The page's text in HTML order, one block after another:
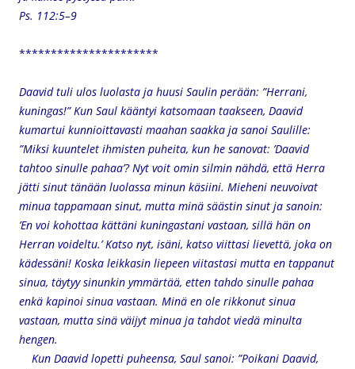
Ps. 112:5–9
**********************
Daavid tuli ulos luolasta ja huusi Saulin perään: ”Herrani,
kuningas!” Kun Saul kääntyi katsomaan taakseen, Daavid
kumartui kunnioittavasti maahan saakka ja sanoi Saulille:
”Miksi kuuntelet ihmisten puheita, kun he sanovat: ’Daavid
tahtoo sinulle pahaa’? Nyt voit omin silmin nähdä, että Herra
jätti sinut tänään luolassa minun käsiini. Mieheni neuvoivat
minua tappamaan sinut, mutta minä säästin sinut ja sanoin:
’En voi kohottaa kättäni kuningastani vastaan, sillä hän on
Herran voideltu.’ Katso nyt, isäni, katso viittasi lievettä, joka on
kädessäni! Koska leikkasin liepeen viitastasi mutta en tappanut
sinua, täytyy sinunkin ymmärtää, etten tahdo sinulle pahaa
enkä kapinoi sinua vastaan. Minä en ole rikkonut sinua
vastaan, mutta sinä väijyt minua ja tahdot viedä minulta
hengen.
Kun Daavid lopetti puheensa, Saul sanoi: ”Poikani Daavid,